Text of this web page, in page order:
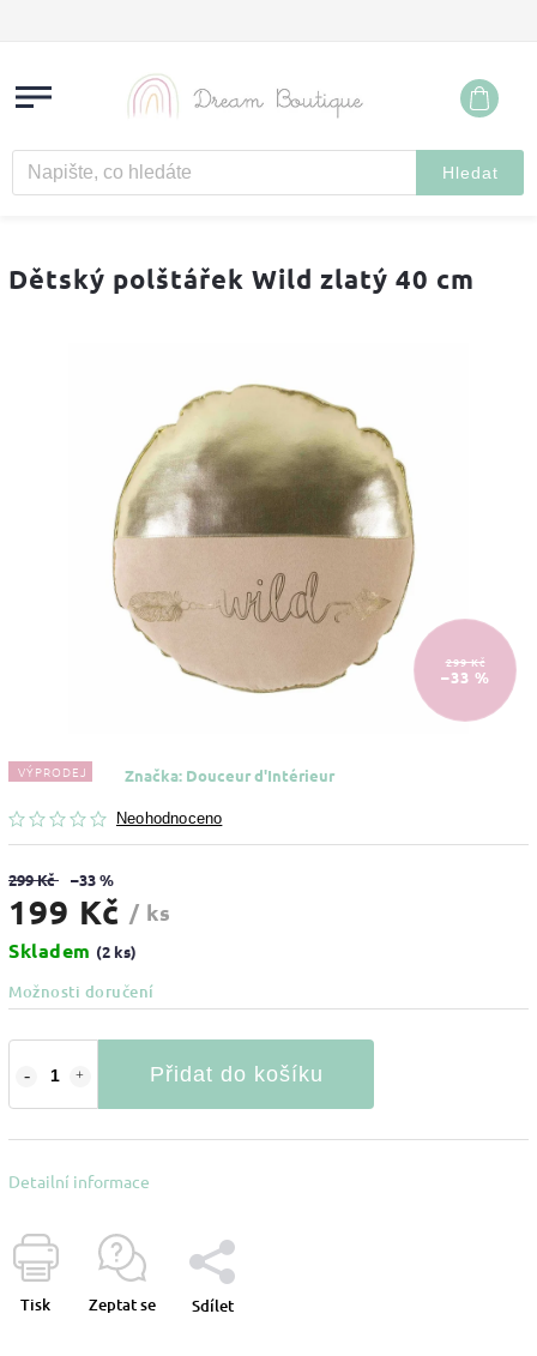
Hledat
Dětský polštářek Wild zlatý 40 cm
299 Kč
–33 %
VÝPRODEJ
Neohodnoceno
Značka: Douceur d'Intérieur
299 Kč –33 %
199 Kč / ks
Skladem (2 ks)
Možnosti doručení
Přidat do košíku
Detailní informace
Tisk Zeptat se Sdílet